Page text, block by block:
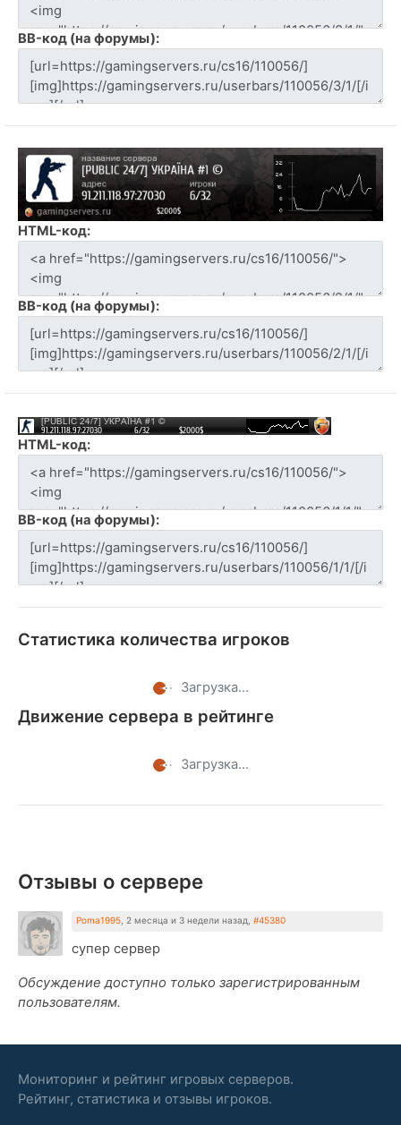
BB-код (на форумы):
HTML-код:
BB-код (на форумы):
HTML-код:
BB-код (на форумы):
Статистика количества игроков
Загрузка...
Движение сервера в рейтинге
Загрузка...
Отзывы о сервере
Poma1995 2 месяца и 3 недели назад #45380
супер сервер
Обсуждение доступно только зарегистрированным
пользователям.
Мониторинг и рейтинг игровых серверов.
Рейтинг, статистика и отзывы игроков.